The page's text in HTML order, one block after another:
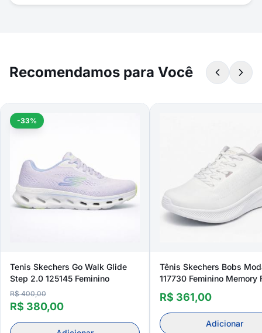
Recomendamos para Você
-33%
Tenis Skechers Go Walk Glide
Step 2.0 125145 Feminino
R$ 400,00
R$ 380,00
Tênis Skechers Bobs
117730 Feminino Memory
R$ 361,00
Adicionar